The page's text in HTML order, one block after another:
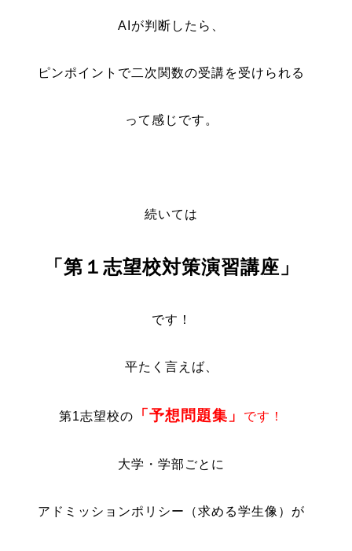
AIが判断したら、
ピンポイントで二次関数の受講を受けられる
って感じです。
続いては
「第１志望校対策演習講座」
です！
平たく言えば、
第1志望校の 「予想問題集」 です！
大学・学部ごとに
アドミッションポリシー（求める学生像）が